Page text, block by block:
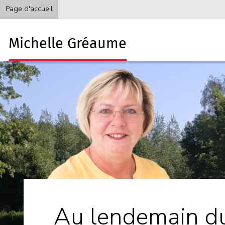
Page d'accueil
Michelle Gréaume
Au lendemain